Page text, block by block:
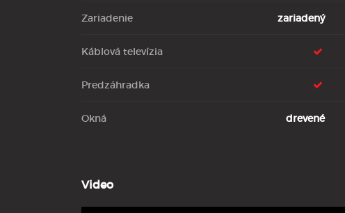
Zariadenie zariadený
Káblová televízia
Predzáhradka
Okná drevené
Video